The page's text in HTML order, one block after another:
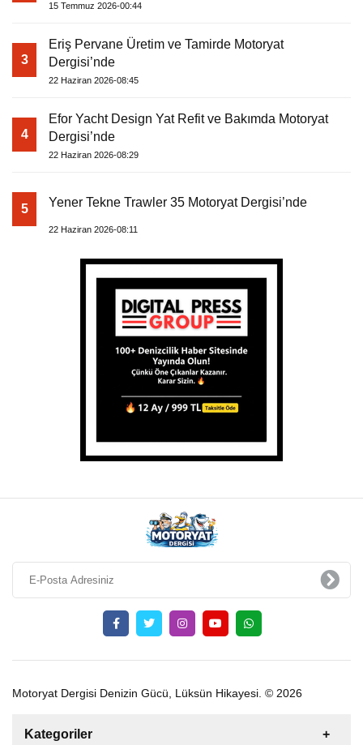
15 Temmuz 2026-00:44
3
Eriş Pervane Üretim ve Tamirde Motoryat
Dergisi’nde
22 Haziran 2026-08:45
4
Efor Yacht Design Yat Refit ve Bakımda Motoryat
Dergisi’nde
22 Haziran 2026-08:29
5 Yener Tekne Trawler 35 Motoryat Dergisi’nde
22 Haziran 2026-08:11
Motoryat Dergisi Denizin Gücü, Lüksün Hikayesi. © 2026
Kategoriler